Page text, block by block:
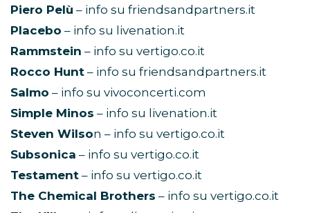
Piero Pelù – info su friendsandpartners.it
Placebo – info su livenation.it
Rammstein – info su vertigo.co.it
Rocco Hunt – info su friendsandpartners.it
Salmo – info su vivoconcerti.com
Simple Minos – info su livenation.it
Steven Wilson – info su vertigo.co.it
Subsonica – info su vertigo.co.it
Testament – info su vertigo.co.it
The Chemical Brothers – info su vertigo.co.it